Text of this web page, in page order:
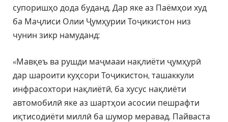
супоришҳо дода буданд. Дар яке аз Паёмҳои худ
ба Маҷлиси Олии Ҷумҳурии Тоҷикистон низ
чунин зикр намуданд:
«Мавқеъ ва рушди маҷмааи нақлиёти ҷумҳурӣ
дар шароити куҳсори Тоҷикистон, ташаккули
инфрасохтори нақлиётӣ, ба хусус нақлиёти
автомобилӣ яке аз шартҳои асосии пешрафти
иқтисодиёти миллӣ ба шумор меравад. Пайваста